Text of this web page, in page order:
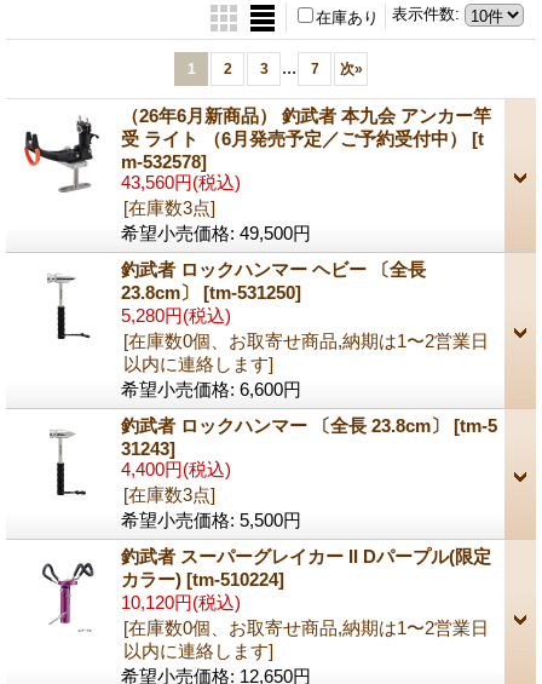
表示件数:
在庫あり
1 2 3 ... 7 次»
（26年6月新商品） 釣武者 本九会 アンカー竿
受 ライト （6月発売予定／ご予約受付中） [t
m-532578]
43,560円(税込)
[在庫数3点]
希望小売価格: 49,500円
釣武者 ロックハンマー ヘビー 〔全長
23.8cm〕 [tm-531250]
5,280円(税込)
[在庫数0個、お取寄せ商品,納期は1〜2営業日
以内に連絡します]
希望小売価格: 6,600円
釣武者 ロックハンマー 〔全長 23.8cm〕 [tm-5
31243]
4,400円(税込)
[在庫数3点]
希望小売価格: 5,500円
釣武者 スーパーグレイカー II Dパープル(限定
カラー) [tm-510224]
10,120円(税込)
[在庫数0個、お取寄せ商品,納期は1〜2営業日
以内に連絡します]
希望小売価格: 12,650円